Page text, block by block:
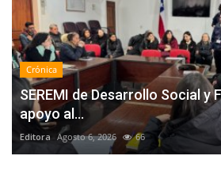
Crónica
SEREMI de Desarrollo Social y
apoyo al...
Editora Agosto 6, 2026 66